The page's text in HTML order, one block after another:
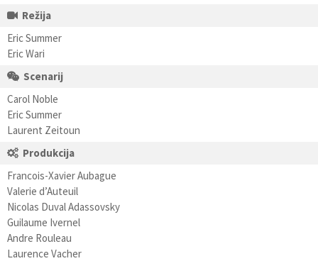
Režija
Eric Summer
Eric Wari
Scenarij
Carol Noble
Eric Summer
Laurent Zeitoun
Produkcija
Francois-Xavier Aubague
Valerie d’Auteuil
Nicolas Duval Adassovsky
Guilaume Ivernel
Andre Rouleau
Laurence Vacher